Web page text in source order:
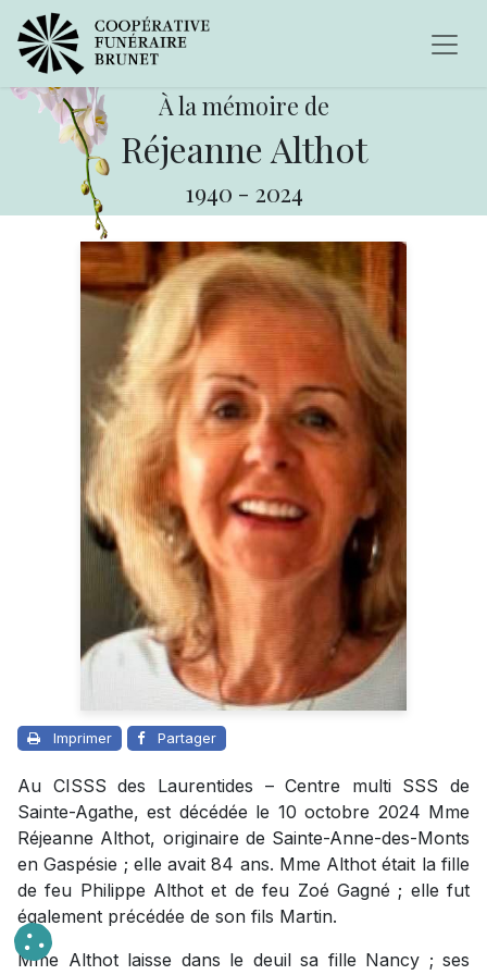
À la mémoire de
Réjeanne Althot
1940 - 2024
Imprimer Partager
Au CISSS des Laurentides – Centre multi SSS de
Sainte-Agathe, est décédée le 10 octobre 2024 Mme
Réjeanne Althot, originaire de Sainte-Anne-des-Monts
en Gaspésie ; elle avait 84 ans. Mme Althot était la fille
de feu Philippe Althot et de feu Zoé Gagné ; elle fut
également précédée de son fils Martin.
Mme Althot laisse dans le deuil sa fille Nancy ; ses